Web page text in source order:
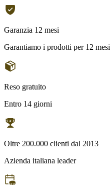
Garanzia 12 mesi
Garantiamo i prodotti per 12 mesi
Reso gratuito
Entro 14 giorni
Oltre 200.000 clienti dal 2013
Azienda italiana leader